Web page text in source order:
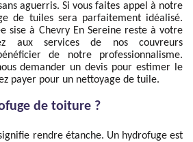
aguerris. Si vous faites appel à notre
de tuiles sera parfaitement idéalisé.
sise à Chevry En Sereine reste à votre
aux services de nos couvreurs
de notre professionnalisme.
demander un devis pour estimer le
payer pour un nettoyage de tuile.
de toiture ?
rendre étanche. Un hydrofuge est